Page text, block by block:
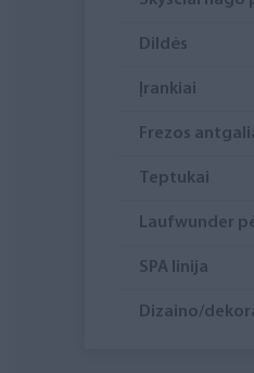
Dildės
Įrankiai
Frezos
Teptukai
Laufwunder
SPA linija
Dizaino/